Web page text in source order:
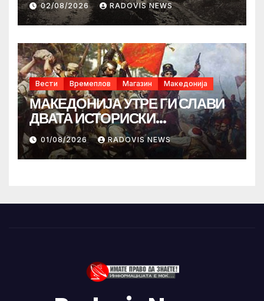
02/08/2026 RADOVIS NEWS
Вести Времеплов Магазин Македонија
МАКЕДОНИЈА УТРЕ ГИ СЛАВИ
ДВАТА ИСТОРИСКИ
ИЛИНДЕНА!
01/08/2026 RADOVIS NEWS